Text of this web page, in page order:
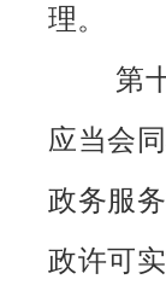
理。
第
应当会
政务服
政许可